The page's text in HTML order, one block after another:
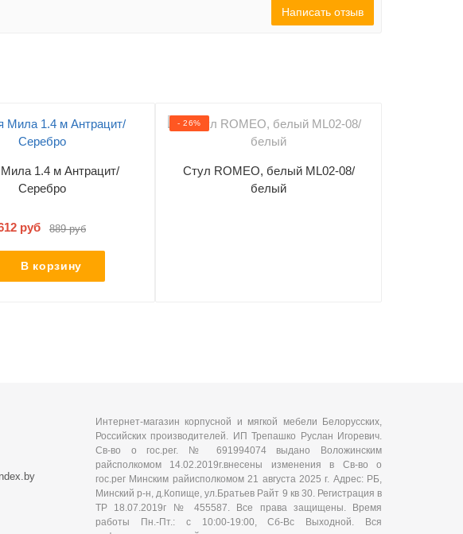
Написать отзыв
1.4 м Антрацит/
Серебро
руб 889 руб
В корзину
- 26%
Стул ROMEO, белый ML02-08/
белый
Интернет-магазин корпусной и мягкой мебели Белорусских,
Российских производителей. ИП Трепашко Руслан Игоревич.
Св-во о гос.рег. № 691994074 выдано Воложинским
райсполкомом 14.02.2019г.внесены изменения в Св-во о
гос.рег Минским райисполкомом 21 августа 2025 г. Адрес: РБ,
Минский р-н, д.Копище, ул.Братьев Райт 9 кв 30. Регистрация в
ТР 18.07.2019г № 455587. Все права защищены. Время
работы Пн.-Пт.: с 10:00-19:00, Сб-Вс Выходной. Вся